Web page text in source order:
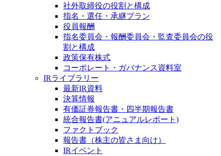
社外取締役の役割と構成
指名・選任・承継プラン
役員報酬
指名委員会・報酬委員会・監査委員会の役
割と構成
政策保有株式
コーポレート・ガバナンス資料室
IRライブラリー
最新IR資料
決算情報
有価証券報告書・四半期報告書
統合報告書(アニュアルレポート)
ファクトブック
報告書（株主の皆さま向け）
IRイベント